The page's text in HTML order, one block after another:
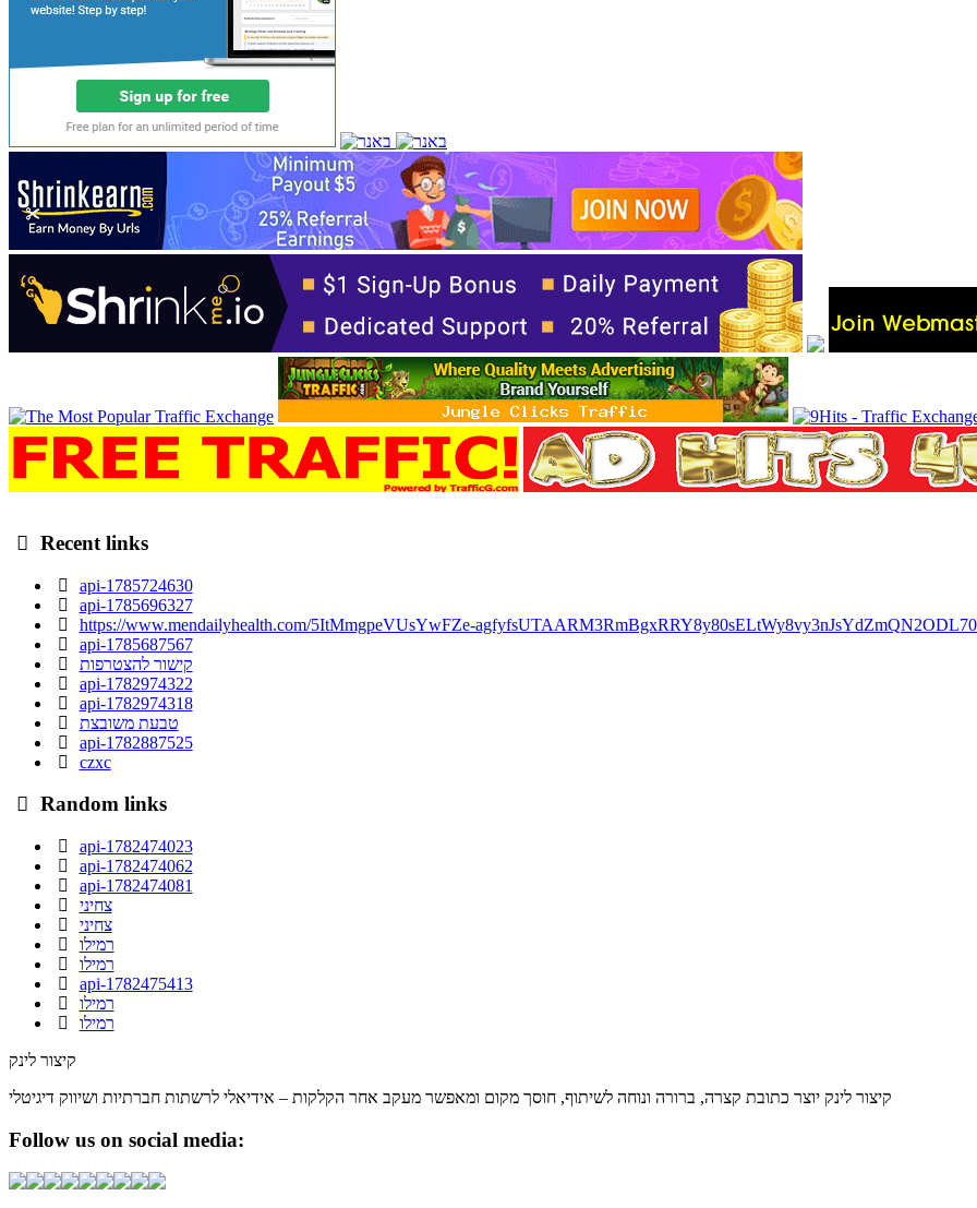
Recent links
api-1785724630
api-1785696327
https://www.mendailyhealth.com/5ItMmgpeVUsYwFZe-
api-1785687567
קישור להצטרפות
api-1782974322
api-1782974318
טבעת משובצת
api-1782887525
czxc
Random links
api-1782474023
api-1782474062
api-1782474081
צחיני
צחיני
רמילו
רמילו
api-1782475413
רמילו
רמילו
קיצור לינק
קיצור לינק יוצר כתובת קצרה, ברורה ונוחה לשיתוף, חוסך מקום ומאפשר מעקב אחר הקלקות – אידיאלי לרשתות חברתיות ושיווק דיגיטלי
Follow us on social media: